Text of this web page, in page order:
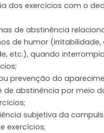
dos exercícios com o
de abstinência
de humor (irritabilidade,
etc.), quando
prevenção do
de abstinência por meio
subjetiva da
exercícios;